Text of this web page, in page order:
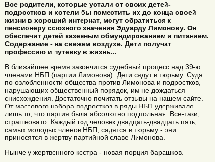
Все родители, которые устали от своих детей-
подростков и хотели бы поместить их до конца своей
жизни в хороший интернат, могут обратиться к
пенсионеру союзного значения Эдуарду Лимонову. Он
обеспечит детей казенным обмундированием и питанием.
Содержание - на свежем воздухе. Дети получат
профессию и путевку в жизнь...
В ближайшее время закончится судебный процесс над 39-ю
членами НБП (партии Лимонова). Дети сядут в тюрьму. Судя
по озлобленности общества против Лимонова и подростков,
нарушающих общественный порядок, им не дождаться
снисхождения. Достаточно почитать отзывы на нашем сайте.
От массового набора подростков в ряды НБП удерживало
лишь то, что партия была абсолютно подпольная. Все-таки,
страшновато. Каждый год человек двадцать-двадцать пять,
самых молодых членов НБП, садятся в тюрьму - они
приносятся в жертву партийной славе Лимонова.
Нынче у жертвенного костра - новая порция барашков.